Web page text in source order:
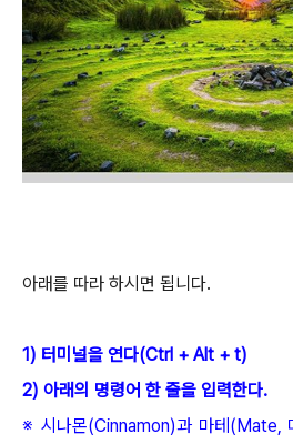
아래를 따라 하시면 됩니다.
1) 터미널을 연다(Ctrl + Alt + t)
2) 아래의 명령어 한 줄을 입력한다.
※ 시나몬(Cinnamon)과 마테(Mate,